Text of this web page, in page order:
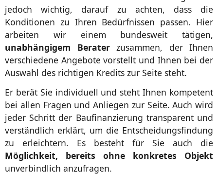
jedoch wichtig, darauf zu achten, dass die
Konditionen zu Ihren Bedürfnissen passen. Hier
arbeiten wir einem bundesweit tätigen,
unabhängigem Beraterzusammen, der Ihnen
verschiedene Angebote vorstellt und Ihnen bei der
Auswahl des richtigen Kredits zur Seite steht.
Er berät Sie individuell und steht Ihnen kompetent
bei allen Fragen und Anliegen zur Seite. Auch wird
jeder Schritt der Baufinanzierung transparent und
verständlich erklärt, um die Entscheidungsfindung
zu erleichtern. Es besteht für Sie auch die
Möglichkeit, bereits ohne konkretes Objekt
unverbindlich anzufragen.